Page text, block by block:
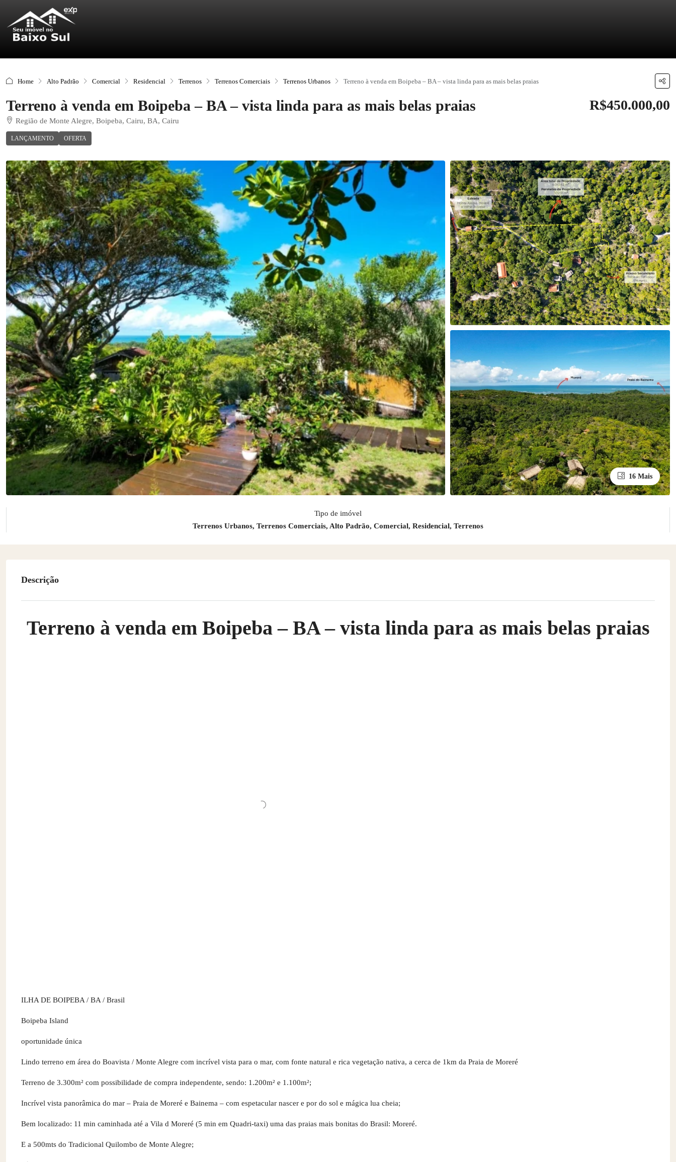
Home Alto Padrão Comercial Residencial Terrenos Terrenos Comerciais Terrenos Urbanos Terreno à venda em Boipeba – BA – vista linda para as mais belas praias
Terreno à venda em Boipeba – BA – vista linda para as mais belas praias
Região de Monte Alegre, Boipeba, Cairu, BA, Cairu
LANÇAMENTO OFERTA
R$450.000,00
16 Mais
Tipo de imóvel
Terrenos Urbanos, Terrenos Comerciais, Alto Padrão, Comercial, Residencial, Terrenos
Descrição
Terreno à venda em Boipeba – BA – vista linda para as mais belas praias
ILHA DE BOIPEBA / BA / Brasil
Boipeba Island
oportunidade única
Lindo terreno em área do Boavista / Monte Alegre com incrível vista para o mar, com fonte natural e rica vegetação nativa, a cerca de 1km da Praia de Moreré
Terreno de 3.300m² com possibilidade de compra independente, sendo: 1.200m² e 1.100m²;
Incrível vista panorâmica do mar – Praia de Moreré e Bainema – com espetacular nascer e por do sol e mágica lua cheia;
Bem localizado: 11 min caminhada até a Vila d Moreré (5 min em Quadri-taxi) uma das praias mais bonitas do Brasil: Moreré.
E a 500mts do Tradicional Quilombo de Monte Alegre;